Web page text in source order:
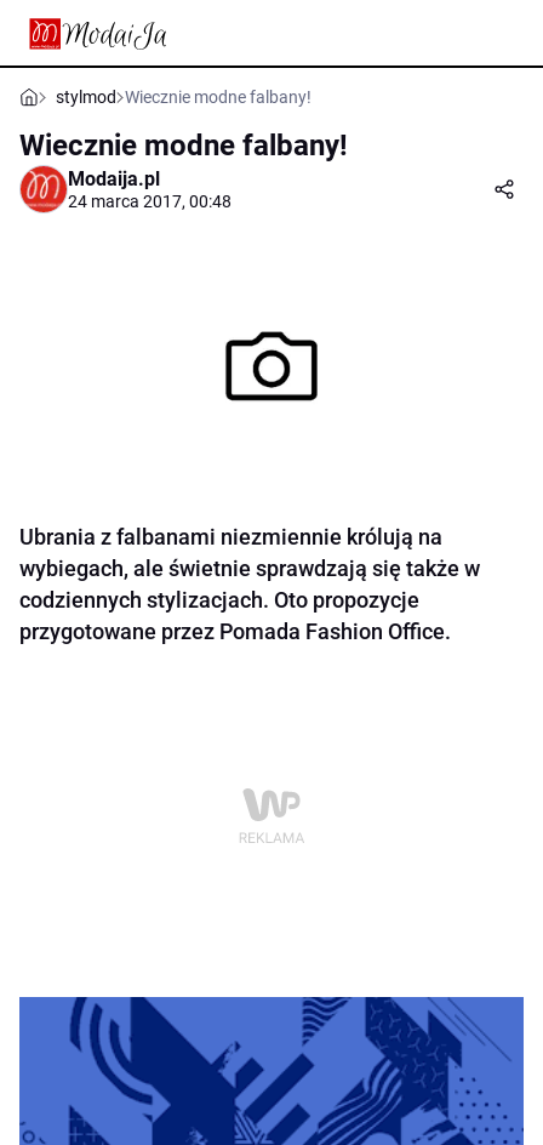
stylmod Wiecznie modne falbany!
Wiecznie modne falbany!
Modaija.pl
24 marca 2017, 00:48
Ubrania z falbanami niezmiennie królują na
wybiegach, ale świetnie sprawdzają się także w
codziennych stylizacjach. Oto propozycje
przygotowane przez Pomada Fashion Office.